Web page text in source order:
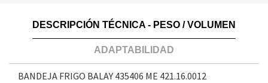
DESCRIPCIÓN TÉCNICA - PESO / VOLUMEN
ADAPTABILIDAD
BANDEJA FRIGO BALAY 435406 ME 421.16.0012